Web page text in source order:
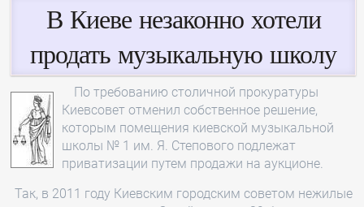
В Киеве незаконно хотели
продать музыкальную школу
По требованию столичной прокуратуры
Киевсовет отменил собственное решение,
которым помещения киевской музыкальной
школы № 1 им. Я. Степового подлежат
приватизации путем продажи на аукционе.
Так, в 2011 году Киевским городским советом нежилые